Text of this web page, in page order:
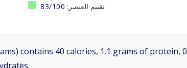
تقييم العنصر: 83/100
contains 40 calories, 1.1 grams of protein,